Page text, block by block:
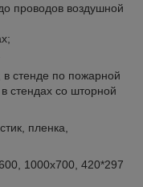
проводов воздушной
стенде по пожарной
стендах со шторной
пленка,
1000х700, 420*297